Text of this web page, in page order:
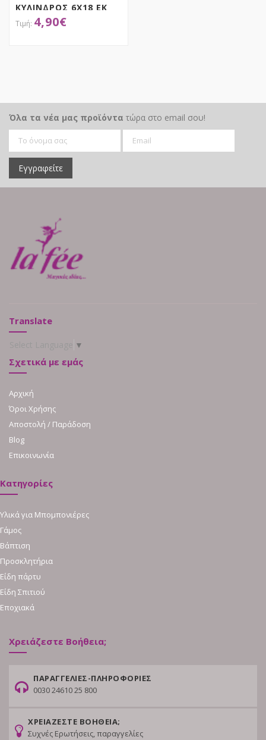
ΚΥΛΙΝΔΡΟΣ 6Χ18 ΕΚ
4,90€
Όλα τα νέα μας προϊόντα τώρα στο email σου!
Εγγραφείτε
Translate
▼
Σχετικά με εμάς
Αρχική
Όροι Χρήσης
Αποστολή / Παράδοση
Blog
Επικοινωνία
Κατηγορίες
Υλικά για Μπομπονιέρες
Γάμος
Βάπτιση
Προσκλητήρια
Είδη πάρτυ
Είδη Σπιτιού
Εποχιακά
Χρειάζεστε Βοήθεια;
ΠΑΡΑΓΓΕΛΙΕΣ-ΠΛΗΡΟΦΟΡΙΕΣ
0030 24610 25 800
ΧΡΕΙΑΖΕΣΤΕ ΒΟΗΘΕΙΑ;
Συχνές Ερωτήσεις, παραγγελίες